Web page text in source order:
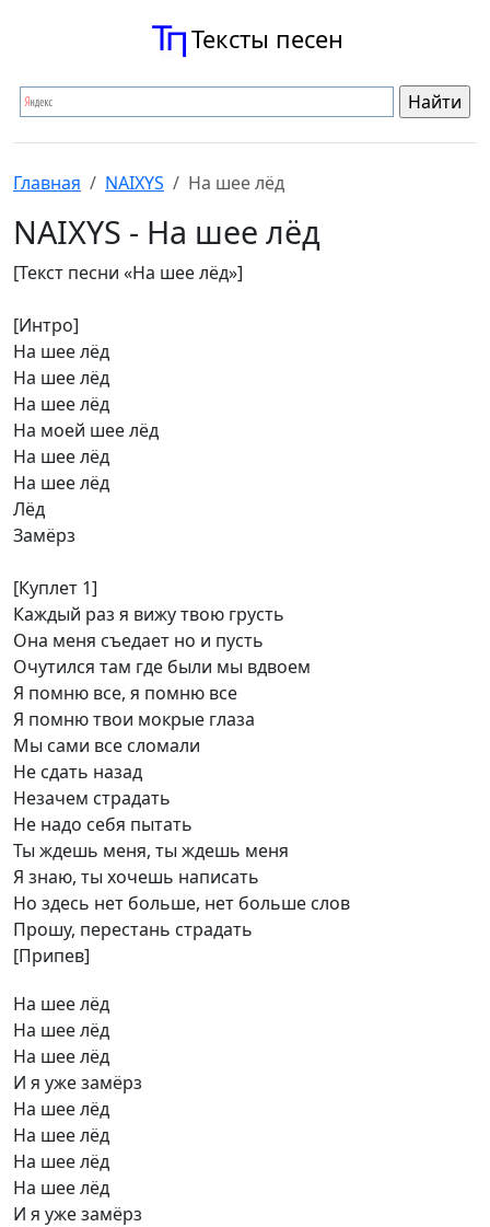
Тексты песен
Главная NAIXYS На шее лёд
NAIXYS - На шее лёд
[Текст песни «На шее лёд»]
[Интро]
На шее лёд
На шее лёд
На шее лёд
На моей шее лёд
На шее лёд
На шее лёд
Лёд
Замёрз
[Куплет 1]
Каждый раз я вижу твою грусть
Она меня съедает но и пусть
Очутился там где были мы вдвоем
Я помню все, я помню все
Я помню твои мокрые глаза
Мы сами все сломали
Не сдать назад
Незачем страдать
Не надо себя пытать
Ты ждешь меня, ты ждешь меня
Я знаю, ты хочешь написать
Но здесь нет больше, нет больше слов
Прошу, перестань страдать
[Припев]
На шее лёд
На шее лёд
На шее лёд
И я уже замёрз
На шее лёд
На шее лёд
На шее лёд
На шее лёд
И я уже замёрз